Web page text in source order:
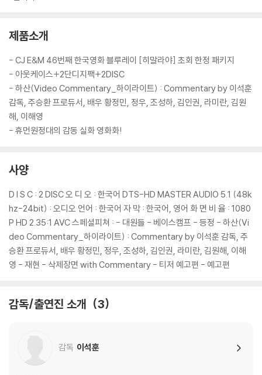
제품소개
- CJ E&M 46번째 한국영화 블루레이 [히말라야] 초회 한정 패키지
- 아웃케이스+2단디지팩+2DISC
- 하산(Video Commentary_하이라이트) : Commentary by 이석훈
감독, 주승환 프로듀서, 배우 황정민, 정우, 조성하, 김인권, 라미란, 김원
해, 이해영
- 휴먼원정대의 감동 실화 영화화!
사양
D I S C : 2 DISC 오 디 오 : 한국어 DTS-HD MASTER AUDIO 5.1 (48k
hz-24bit) : 오디오 언어 : 한국어 자 막 : 한국어, 영어 화 면 비 율 : 1080
P HD 2.35:1 AVC 스페셜피쳐 : - 대원들 - 베이스캠프 - 등정 - 하산(Vi
deo Commentary_하이라이트) : Commentary by 이석훈 감독, 주
승환 프로듀서, 배우 황정민, 정우, 조성하, 김인권, 라미란, 김원해, 이해
영 - 재현 - 삭제장면 with Commentary - 티저 예고편 - 예고편
감독/출연진 소개 3
감독 이석훈